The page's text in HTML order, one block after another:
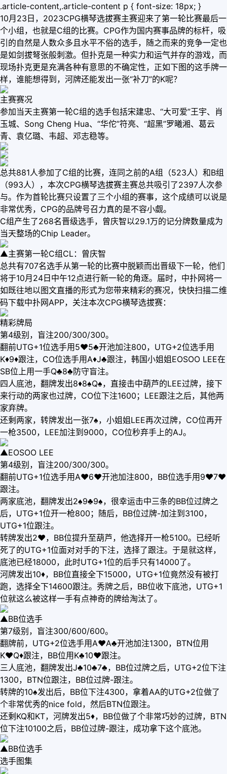
.article-content,.article-content p { font-size: 18px; }
10月23日，2023CPG横琴选拔赛主赛迎来了第一轮比赛最后一
个小组，也就是C组的比赛。CPG作为国内赛事品牌的标杆，吸
引的自然是人数众多且水平不俗的选手，随之而来的竞争一定也
是如剑拔弩张般刺激。但扑克是一种实力和运气并存的游戏，而
现场扑克更是充满各种有意思的不确定性，正如下图的这手牌一
样，谁能想得到，河牌还能发出一张“补刀”的K呢？
主赛赛况
参加当天主赛第一轮C组的选手包括宋建忠、“大可爱”王宇、肖
玉城、Song Cheng Hua、“华佗”符亮、“超黑”罗曦湘、葛云
青、袁亿璐、韦超、邓志稳等。
总共881人参加了C组的比赛，连同之前的A组（523人）和B组
（993人），本次CPG横琴选拔赛主赛总共吸引了2397人次参
与。作为首轮比赛只设置了三个小组的赛事，这个成绩可以说是
非常优秀，CPG的品牌号召力真的是不容小觑。
C组产生了268名晋级选手，曾庆智以29.1万的记分牌数量成为
当天整场的Chip Leader。
▲主赛第一轮C组CL：曾庆智
总共有707名选手从第一轮的比赛中脱颖而出晋级下一轮，他们
将于10月24日中午12点进行新一轮的角逐。届时，中扑网将一
如既往地以图文直播的形式为您带来精彩的赛况，快快扫描二维
码下载中扑网APP，关注本次CPG横琴选拔赛：
精彩牌局
第4级别，盲注200/300/300。
翻前UTG+1位选手用5♥5♣开池加注800，UTG+2位选手用
K♦9♦跟注，CO位选手用A♦J♣跟注，韩国小姐姐EOSOO LEE在
SB位上用一手Q♣8♣防守盲注。
四人底池，翻牌发出8♦8♠Q♠，直接击中葫芦的LEE过牌，接下
来行动的两家也过牌，CO位下注1600；LEE跟注之后，其他两
家弃牌。
还剩两家，转牌发出一张7♠，小姐姐LEE再次过牌，CO位再开
一枪3500，LEE加注到9000，CO位秒弃手上的AJ。
▲EOSOO LEE
第4级别，盲注200/300/300。
翻前UTG+1位选手用A♥6♥开池加注800，BB位选手用9♥7♥
跟注。
两家底池，翻牌发出2♠9♣9♠，很幸运击中三条的BB位过牌之
后，UTG+1位开一枪800；随后，BB位过牌-加注到3100，
UTG+1位跟注。
转牌发出2♥，BB位提升至葫芦，他选择开一枪5100。已经听
死了的UTG+1位面对对手的下注，选择了跟注。于是就这样，
底池已经18000，此时UTG+1位的后手只有14000了。
河牌发出10♦，BB位直接全下15000，UTG+1位竟然没有被打
跑，选择全下14600跟注。秀牌之后，BB位收下底池，UTG+1
位就这么被这样一手有点神奇的牌给淘汰了。
▲BB位选手
第7级别，盲注300/600/600。
翻牌前，UTG+2位选手用A♥A♣开池加注1300，BTN位用
K♥Q♦跟注，BB位用K♣10♥跟注。
三人底池，翻牌发出J♣10♣7♣，BB位过牌之后，UTG+2位下注
1300，BTN位跟注，BB位过牌-跟注。
转牌的10♠发出后，BB位下注4300，拿着AA的UTG+2位做了
个非常优秀的nice fold，然后BTN位跟注。
还剩KQ和KT，河牌发出5♦，BB位做了个非常巧妙的过牌，BTN
位下注10100之后，BB位过牌-跟注，成功拿下这个底池。
▲BB位选手
选手图集